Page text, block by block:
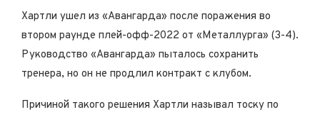
Хартли ушел из «Авангарда» после поражения во
втором раунде плей-офф-2022 от «Металлурга» (3-4).
Руководство «Авангарда» пыталось сохранить
тренера, но он не продлил контракт с клубом.
Причиной такого решения Хартли называл тоску по